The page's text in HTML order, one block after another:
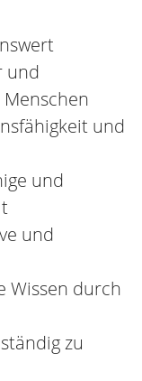
kurze
Miteinander